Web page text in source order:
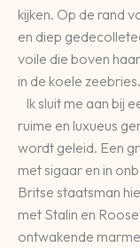
kijken. Op de rand
en diep
voile die boven
in de koele zeebries.
Ik sluit me aan bij
ruime en luxueus
wordt geleid. Een
met sigaar en in
Britse staatsman
met Stalin en
ontwakende